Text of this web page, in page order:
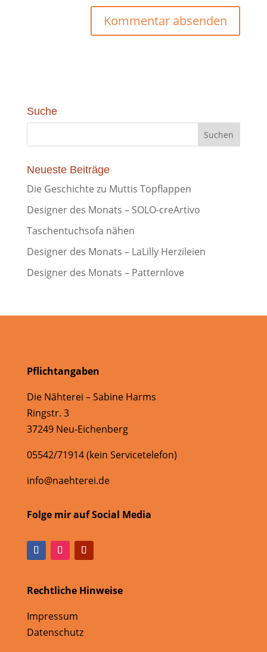
Suche
Neueste Beiträge
Die Geschichte zu Muttis Topflappen
Designer des Monats – SOLO-creArtivo
Taschentuchsofa nähen
Designer des Monats – LaLilly Herzileien
Designer des Monats – Patternlove
Pflichtangaben
Die Nähterei – Sabine Harms
Ringstr. 3
37249 Neu-Eichenberg
05542/71914 (kein Servicetelefon)
info@naehterei.de
Folge mir auf Social Media
Rechtliche Hinweise
Impressum
Datenschutz